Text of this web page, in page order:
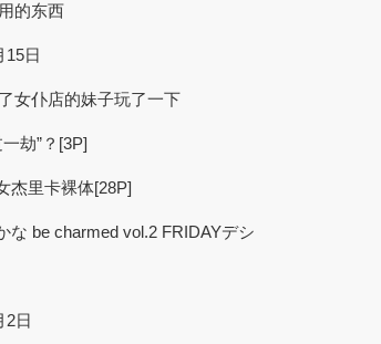
的东西
15日
女仆店的妹子玩了一下
劫”？[3P]
杰里卡裸体[28P]
な be charmed vol.2 FRIDAYデシ
2日